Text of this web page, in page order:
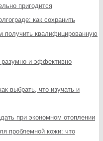
пригодится
как сохранить
получить квалифицированную
разумно и эффективно
выбрать, что изучать и
при экономном отоплении
проблемной кожи: что